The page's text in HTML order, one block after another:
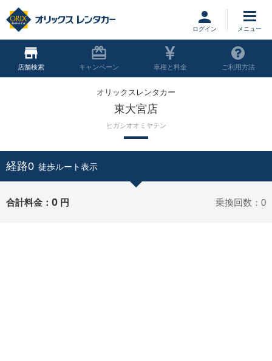
ログイン
店舗 キャンペーン 車種と料金 ご利用方法
オリックスレンタカー
東大宮店
ヒガシオオミヤテン
経路0 徒歩ルート表示
合計料金： 0 円 乗換回数：0